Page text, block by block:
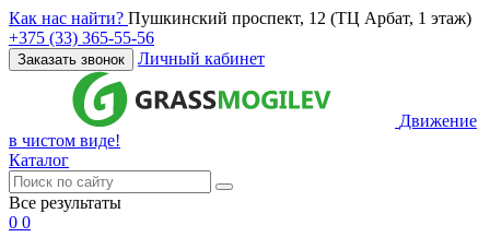
Как нас найти? Пушкинский проспект, 12 (ТЦ Арбат, 1 этаж)
+375 (33) 365-55-56
Заказать звонок Личный кабинет
Движение
в чистом виде!
Каталог
Все результаты
0 0